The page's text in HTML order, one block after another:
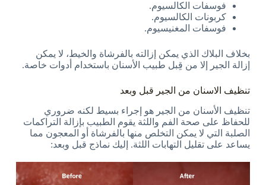
فوسفات الكالسيوم.
كربونات الكالسيوم.
فوسفات المغنيسيوم.
بخلاف البلاك الذي يمكن إزالته بالفرشاة والخيط، لا يمكن
إزالة الجير إلا من قِبل طبيب الأسنان باستخدام أدوات خاصة.
تنظيف الاسنان من الجير قبل وبعد
تنظيف الأسنان من الجير هو إجراء بسيط لكنه ضروري
للحفاظ على صحة الفم واللثة يقوم الطبيب بإزالة التراكمات
الصلبة التي لا يمكن التخلص منها بالفرشاة أو المعجون مما
يساعد على تقليل التهابات اللثة. إليك نماذج قبل وبعد: